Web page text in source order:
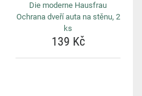
Die moderne Hausfrau
Ochrana dveří auta na stěnu, 2
ks
139 Kč